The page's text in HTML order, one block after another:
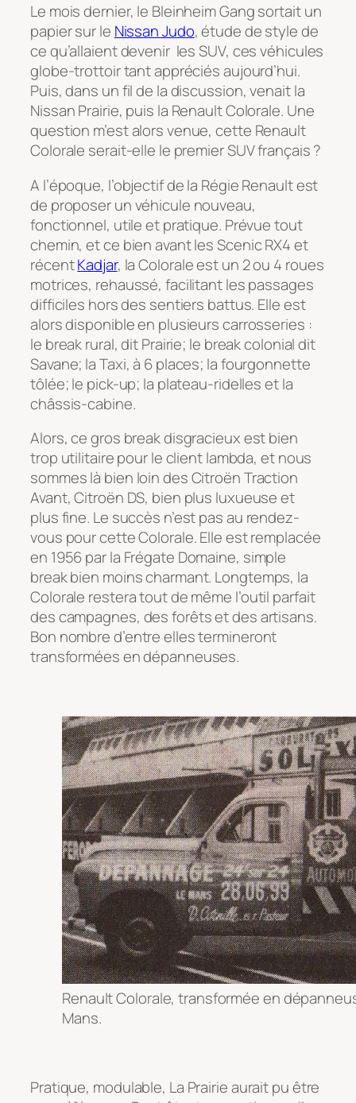
Le mois dernier, le Bleinheim Gang sortait un
papier sur le Nissan Judo, étude de style de
ce qu’allaient devenir les SUV, ces véhicules
globe-trottoir tant appréciés aujourd’hui.
Puis, dans un fil de la discussion, venait la
Nissan Prairie, puis la Renault Colorale. Une
question m’est alors venue, cette Renault
Colorale serait-elle le premier SUV français ?
A l’époque, l’objectif de la Régie Renault est
de proposer un véhicule nouveau,
fonctionnel, utile et pratique. Prévue tout
chemin, et ce bien avant les Scenic RX4 et
récentKadjar, la Colorale est un 2 ou 4 roues
motrices, rehaussé, facilitant les passages
difficiles hors des sentiers battus. Elle est
alors disponible en plusieurs carrosseries :
le break rural, dit Prairie; le break colonial dit
Savane; la Taxi, à 6 places; la fourgonnette
tôlée; le pick-up; la plateau-ridelles et la
châssis-cabine.
Alors, ce gros break disgracieux est bien
trop utilitaire pour le client lambda, et nous
sommes là bien loin des Citroën Traction
Avant, Citroën DS, bien plus luxueuse et
plus fine. Le succès n’est pas au rendez-
vous pour cette Colorale. Elle est remplacée
en 1956 par la Frégate Domaine, simple
break bien moins charmant. Longtemps, la
Colorale restera tout de même l’outil parfait
des campagnes, des forêts et des artisans.
Bon nombre d’entre elles termineront
transformées en dépanneuses.
Renault Colorale, transformée en
Mans.
Pratique, modulable, La Prairie aurait pu être